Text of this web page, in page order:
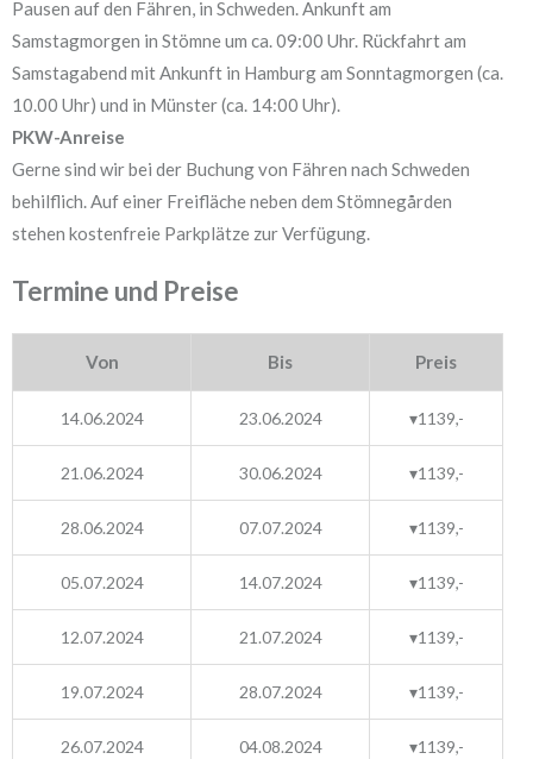
Pausen auf den Fähren, in Schweden. Ankunft am
Samstagmorgen in Stömne um ca. 09:00 Uhr. Rückfahrt am
Samstagabend mit Ankunft in Hamburg am Sonntagmorgen (ca.
10.00 Uhr) und in Münster (ca. 14:00 Uhr).
PKW-Anreise
Gerne sind wir bei der Buchung von Fähren nach Schweden
behilflich. Auf einer Freifläche neben dem Stömnegården
stehen kostenfreie Parkplätze zur Verfügung.​
Termine und Preise
Von Bis Preis
14.06.2024 23.06.2024 ▾1139,-
21.06.2024 30.06.2024 ▾1139,-
28.06.2024 07.07.2024 ▾1139,-
05.07.2024 14.07.2024 ▾1139,-
12.07.2024 21.07.2024 ▾1139,-
19.07.2024 28.07.2024 ▾1139,-
26.07.2024 04.08.2024 ▾1139,-